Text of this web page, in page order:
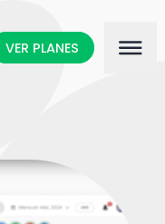
VER PLANES